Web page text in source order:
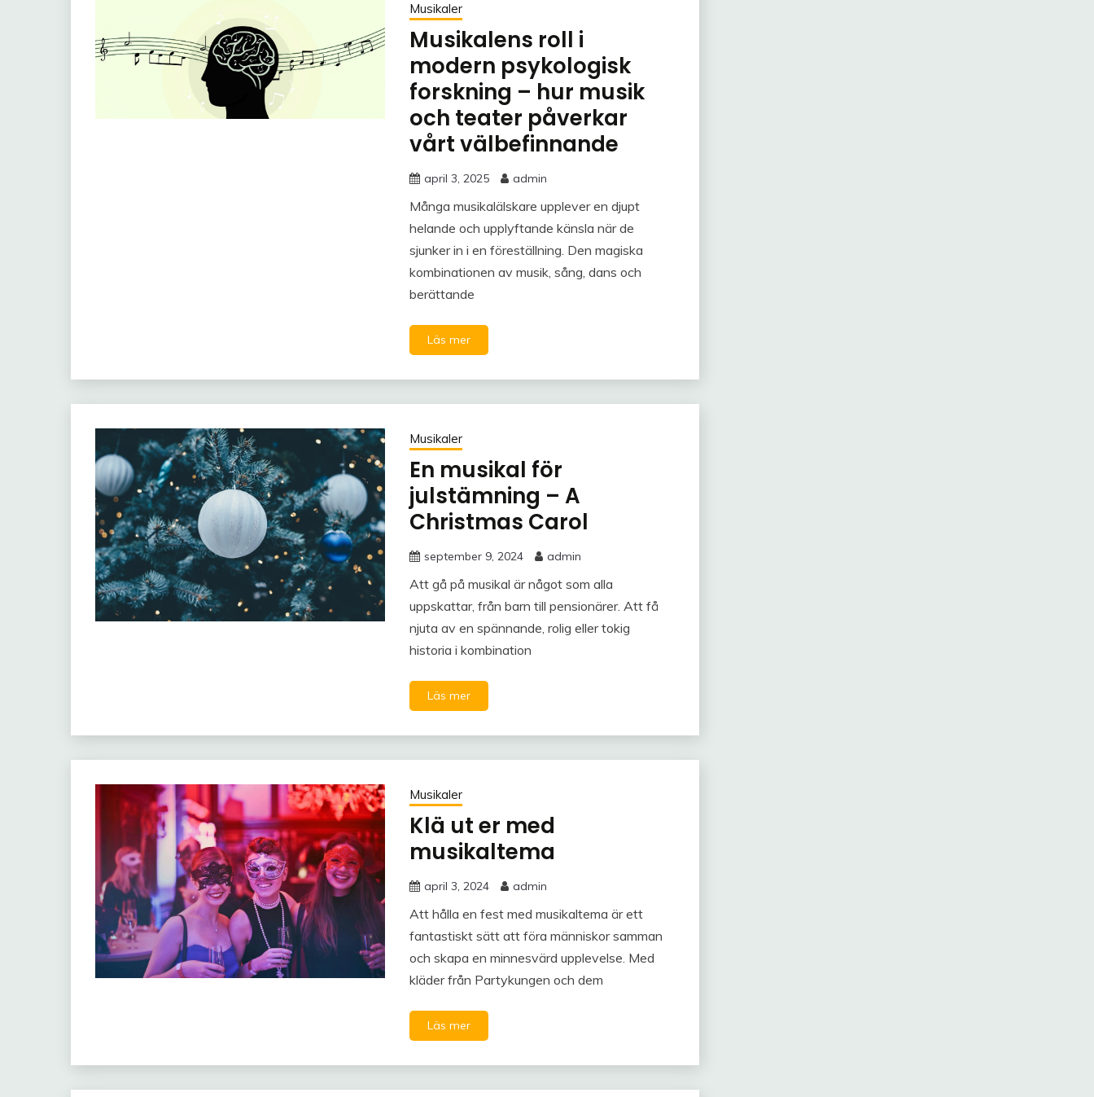
Musikaler
Musikalens roll i
modern psykologisk
forskning – hur musik
och teater påverkar
vårt välbefinnande
april 3, 2025 admin
Många musikalälskare upplever en djupt
helande och upplyftande känsla när de
sjunker in i en föreställning. Den magiska
kombinationen av musik, sång, dans och
berättande
Läs mer
Musikaler
En musikal för
julstämning – A
Christmas Carol
september 9, 2024 admin
Att gå på musikal är något som alla
uppskattar, från barn till pensionärer. Att få
njuta av en spännande, rolig eller tokig
historia i kombination
Läs mer
Musikaler
Klä ut er med
musikaltema
april 3, 2024 admin
Att hålla en fest med musikaltema är ett
fantastiskt sätt att föra människor samman
och skapa en minnesvärd upplevelse. Med
kläder från Partykungen och dem
Läs mer